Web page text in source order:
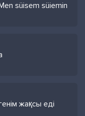
süisem süiemin
жақсы еді